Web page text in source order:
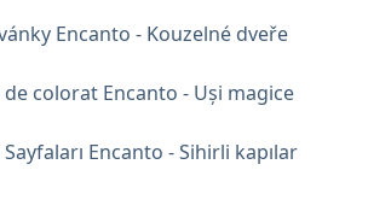
Encanto - Kouzelné dveře
de colorat Encanto - Uși magice
Encanto - Sihirli kapılar